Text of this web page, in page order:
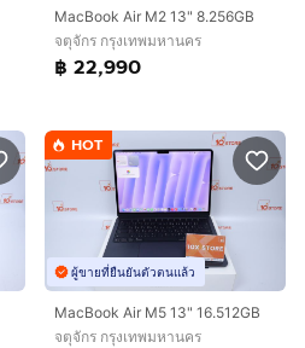
MacBook Air M2 13" 8.256GB
จตุจักร กรุงเทพมหานคร
฿ 22,990
HOT
ผู้ขายที่ยืนยันตัวตนแล้ว
MacBook Air M5 13" 16.512GB
จตุจักร กรุงเทพมหานคร